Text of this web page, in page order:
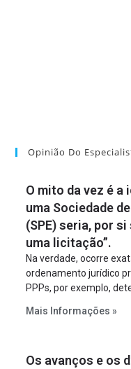
Opinião Do
O mito da vez é a
uma Sociedade
(SPE) seria, por
uma licitação”.
Na verdade, ocorre
ordenamento jurídico
PPPs, por exemplo,
empreendimento. Ou
projeto a projeto.
Mais Informações »
Os avanços e os